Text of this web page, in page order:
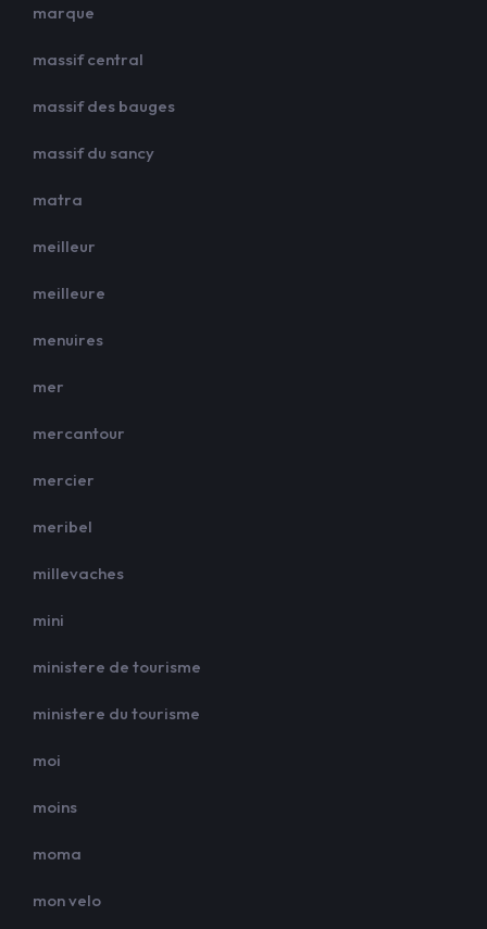
marque
massif central
massif des bauges
massif du sancy
matra
meilleur
meilleure
menuires
mer
mercantour
mercier
meribel
millevaches
mini
ministere de tourisme
ministere du tourisme
moi
moins
moma
mon velo